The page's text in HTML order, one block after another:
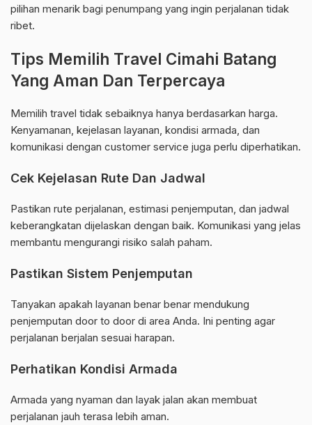
pilihan menarik bagi penumpang yang ingin perjalanan tidak
ribet.
Tips Memilih Travel Cimahi Batang
Yang Aman Dan Terpercaya
Memilih travel tidak sebaiknya hanya berdasarkan harga.
Kenyamanan, kejelasan layanan, kondisi armada, dan
komunikasi dengan customer service juga perlu diperhatikan.
Cek Kejelasan Rute Dan Jadwal
Pastikan rute perjalanan, estimasi penjemputan, dan jadwal
keberangkatan dijelaskan dengan baik. Komunikasi yang jelas
membantu mengurangi risiko salah paham.
Pastikan Sistem Penjemputan
Tanyakan apakah layanan benar benar mendukung
penjemputan door to door di area Anda. Ini penting agar
perjalanan berjalan sesuai harapan.
Perhatikan Kondisi Armada
Armada yang nyaman dan layak jalan akan membuat
perjalanan jauh terasa lebih aman.